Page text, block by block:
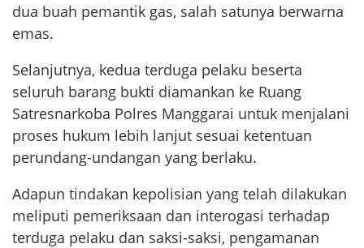
dua buah pemantik gas, salah satunya berwarna
emas.
Selanjutnya, kedua terduga pelaku beserta
seluruh barang bukti diamankan ke Ruang
Satresnarkoba Polres Manggarai untuk menjalani
proses hukum lebih lanjut sesuai ketentuan
perundang-undangan yang berlaku.
Adapun tindakan kepolisian yang telah dilakukan
meliputi pemeriksaan dan interogasi terhadap
terduga pelaku dan saksi-saksi, pengamanan